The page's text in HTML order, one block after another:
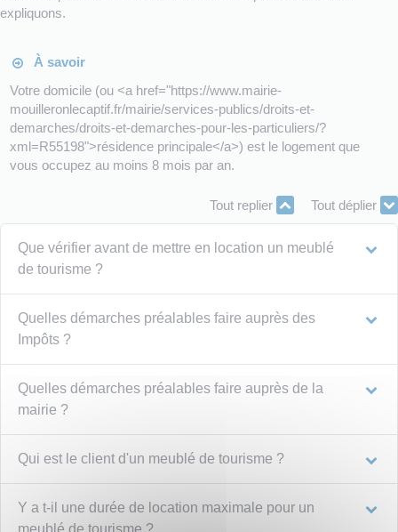
expliquons.
À savoir
Votre domicile (ou <a href="https://www.mairie-
mouilleronlecaptif.fr/mairie/services-publics/droits-et-
demarches/droits-et-demarches-pour-les-particuliers/?
xml=R55198">résidence principale</a>) est le logement que
vous occupez au moins 8 mois par an.
Tout replier Tout déplier
Que vérifier avant de mettre en location un meublé
de tourisme ?
Quelles démarches préalables faire auprès des
Impôts ?
Quelles démarches préalables faire auprès de la
mairie ?
Qui est le client d'un meublé de tourisme ?
Y a t-il une durée de location maximale pour un